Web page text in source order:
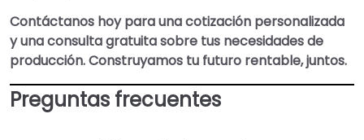
Contáctanos hoy para una cotización personalizada
y una consulta gratuita sobre tus necesidades de
producción. Construyamos tu futuro rentable, juntos.
Preguntas frecuentes